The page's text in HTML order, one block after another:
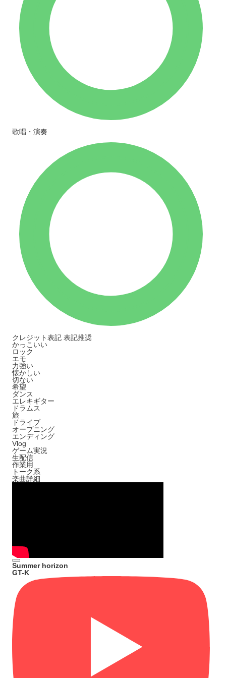
歌唱・演奏
クレジット表記 表記推奨
かっこいい
ロック
エモ
力強い
懐かしい
切ない
希望
ダンス
エレキギター
ドラムス
旅
ドライブ
オープニング
エンディング
Vlog
ゲーム実況
生配信
作業用
トーク系
楽曲詳細
Summer horizon
GT-K